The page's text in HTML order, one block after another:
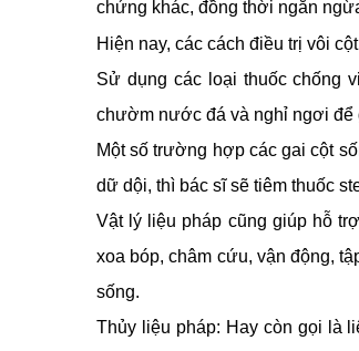
chứng khác, đồng thời ngăn
Hiện nay, các cách điều trị vôi
Sử dụng các loại thuốc chống
chườm nước đá và nghỉ ngơi để
Một số trường hợp các gai cột
dữ dội, thì bác sĩ sẽ tiêm thuốc
Vật lý liệu pháp cũng giúp hỗ
xoa bóp, châm cứu, vận động,
sống.
Thủy liệu pháp: Hay còn gọi là